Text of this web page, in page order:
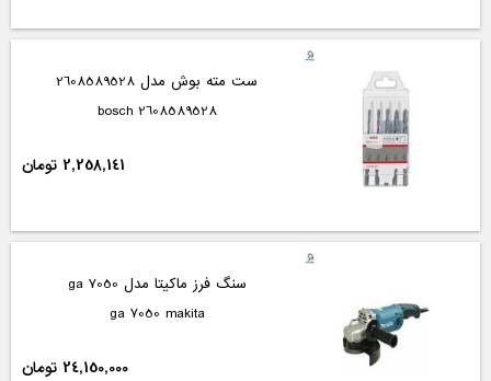
ست مته بوش مدل 2608589528
2608589528 bosch
2,258,141 تومان
سنگ فرز ماکیتا مدل ga 7050
ga 7050 makita
24,150,000 تومان